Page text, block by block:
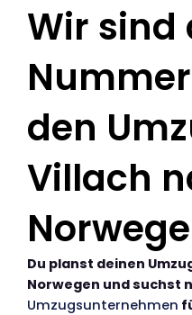
Wir sind
den
Villach
Du planst deinen
Norwegen und suchst
Umzugsunternehmen